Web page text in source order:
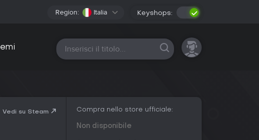
Region: Italia Keyshops:
Tutte le piattaforme
Vedi su Steam Compra nello store ufficiale:
Non disponibile